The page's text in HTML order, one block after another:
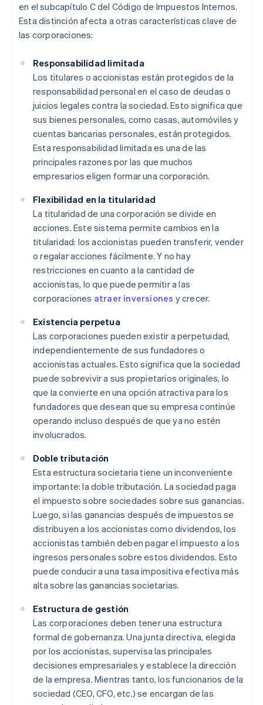
en el subcapítulo C del Código de Impuestos Internos.
Esta distinción afecta a otras características clave de
las corporaciones:
Responsabilidad limitada
Los titulares o accionistas están protegidos de la
responsabilidad personal en el caso de deudas o
juicios legales contra la sociedad. Esto significa que
sus bienes personales, como casas, automóviles y
cuentas bancarias personales, están protegidos.
Esta responsabilidad limitada es una de las
principales razones por las que muchos
empresarios eligen formar una corporación.
Flexibilidad en la titularidad
La titularidad de una corporación se divide en
acciones. Este sistema permite cambios en la
titularidad: los accionistas pueden transferir, vender
o regalar acciones fácilmente. Y no hay
restricciones en cuanto a la cantidad de
accionistas, lo que puede permitir a las
corporaciones atraer inversiones y crecer.
Existencia perpetua
Las corporaciones pueden existir a perpetuidad,
independientemente de sus fundadores o
accionistas actuales. Esto significa que la sociedad
puede sobrevivir a sus propietarios originales, lo
que la convierte en una opción atractiva para los
fundadores que desean que su empresa continúe
operando incluso después de que ya no estén
involucrados.
Doble tributación
Esta estructura societaria tiene un inconveniente
importante: la doble tributación. La sociedad paga
el impuesto sobre sociedades sobre sus ganancias.
Luego, si las ganancias después de impuestos se
distribuyen a los accionistas como dividendos, los
accionistas también deben pagar el impuesto a los
ingresos personales sobre estos dividendos. Esto
puede conducir a una tasa impositiva efectiva más
alta sobre las ganancias societarias.
Estructura de gestión
Las corporaciones deben tener una estructura
formal de gobernanza. Una junta directiva, elegida
por los accionistas, supervisa las principales
decisiones empresariales y establece la dirección
de la empresa. Mientras tanto, los funcionarios de la
sociedad (CEO, CFO, etc.) se encargan de las